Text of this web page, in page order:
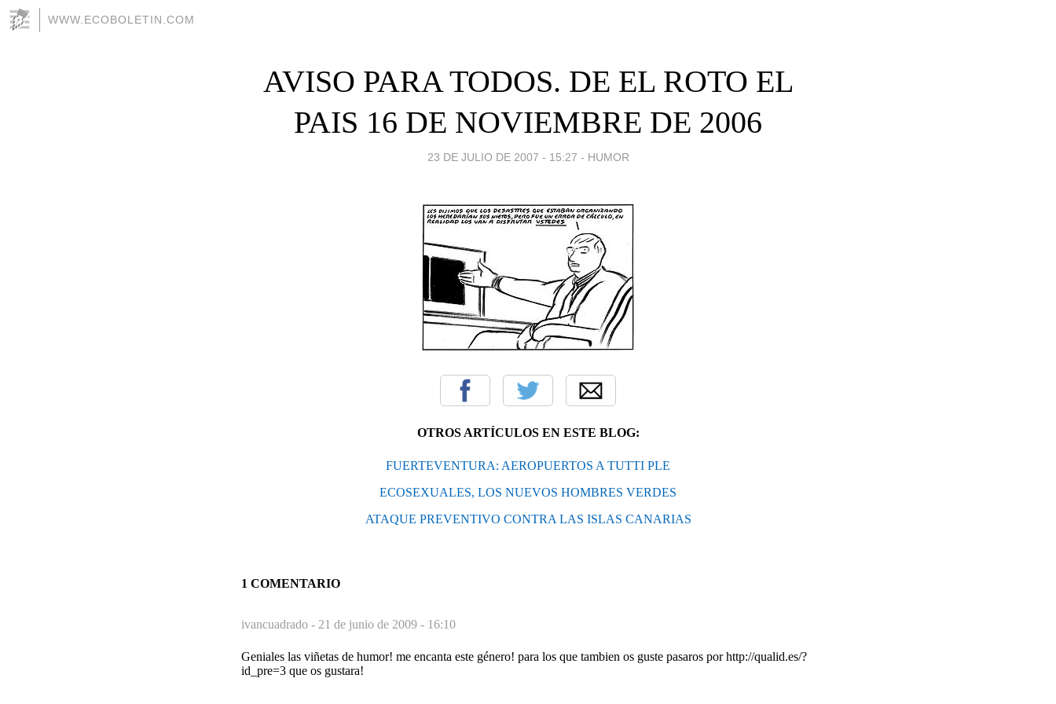
WWW.ECOBOLETIN.COM
AVISO PARA TODOS. DE EL ROTO EL
PAIS 16 DE NOVIEMBRE DE 2006
23 DE JULIO DE 2007 - 15:27 - HUMOR
OTROS ARTÍCULOS EN ESTE BLOG:
FUERTEVENTURA: AEROPUERTOS A TUTTI PLE
ECOSEXUALES, LOS NUEVOS HOMBRES VERDES
ATAQUE PREVENTIVO CONTRA LAS ISLAS CANARIAS
1 COMENTARIO
ivancuadrado - 21 de junio de 2009 - 16:10
Geniales las viñetas de humor! me encanta este género! para los que tambien os guste pasaros por http://qualid.es/?
id_pre=3 que os gustara!